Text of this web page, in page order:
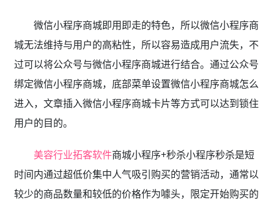
微信小程序商城即用即走的特色，所以微信小程序商
城无法维持与用户的高粘性，所以容易造成用户流失，不
过可以将公众号与微信小程序商城进行结合。通过公众号
绑定微信小程序商城，底部菜单设置微信小程序商城怎么
进入，文章插入微信小程序商城卡片等方式可以达到锁住
用户的目的。
美容行业拓客软件商城小程序+秒杀小程序秒杀是短
时间内通过超低价集中人气吸引购买的营销活动，通常以
较少的商品数量和较低的价格作为噱头，限定开始购买的